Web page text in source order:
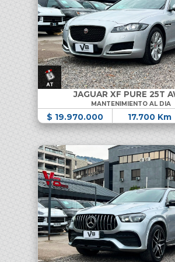
JAGUAR XF PURE 25T
MANTENIMIENTO AL DIA
$ 19.970.000 17.700 Km